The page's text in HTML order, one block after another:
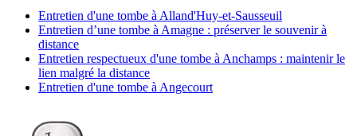
Entretien d'une tombe à Alland'Huy-et-Sausseuil
Entretien d’une tombe à Amagne : préserver le souvenir à
distance
Entretien respectueux d'une tombe à Anchamps : maintenir le
lien malgré la distance
Entretien d'une tombe à Angecourt